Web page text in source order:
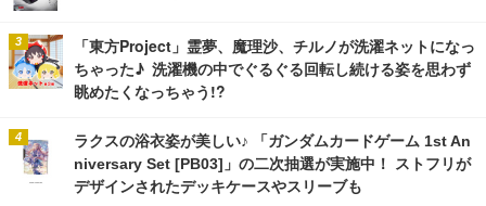
「東方Project」霊夢、魔理沙、チルノが洗濯ネットになっ
ちゃった♪ 洗濯機の中でぐるぐる回転し続ける姿を思わず
眺めたくなっちゃう!?
ラクスの浴衣姿が美しい♪ 「ガンダムカードゲーム 1st An
niversary Set [PB03]」の二次抽選が実施中！ ストフリが
デザインされたデッキケースやスリーブも